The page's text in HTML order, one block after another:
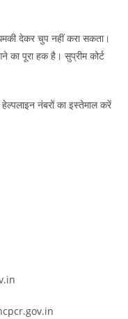
देकर चुप नहीं करा सकता।
पूरा हक है। सुप्रीम कोर्ट
नंबरों का इस्तेमाल करें